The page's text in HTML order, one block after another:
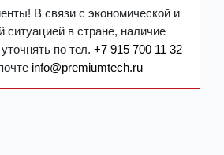
В связи с экономической и
ситуацией в стране, наличие
по тел. +7 915 700 11 32
info@premiumtech.ru